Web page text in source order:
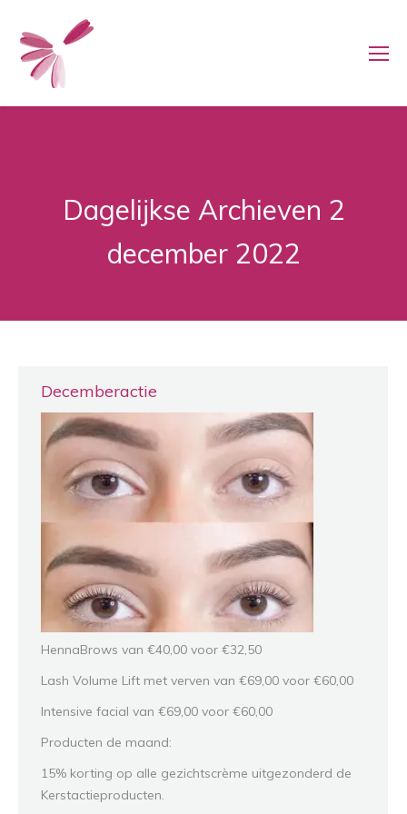
Dagelijkse Archieven 2
december 2022
Decemberactie
HennaBrows van €40,00 voor €32,50
Lash Volume Lift met verven van €69,00 voor €60,00
Intensive facial van €69,00 voor €60,00
Producten de maand:
15% korting op alle gezichtscrème uitgezonderd de
Kerstactieproducten.